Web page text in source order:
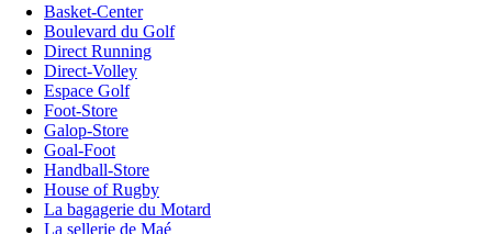
Basket-Center
Boulevard du Golf
Direct Running
Direct-Volley
Espace Golf
Foot-Store
Galop-Store
Goal-Foot
Handball-Store
House of Rugby
La bagagerie du Motard
La sellerie de Maé